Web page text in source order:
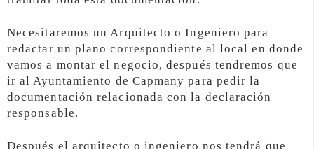
Necesitaremos un Arquitecto o Ingeniero para
redactar un plano correspondiente al local en donde
vamos a montar el negocio, después tendremos que
ir al Ayuntamiento de Capmany para pedir la
documentación relacionada con la declaración
responsable.
Después el arquitecto o ingeniero nos tendrá que